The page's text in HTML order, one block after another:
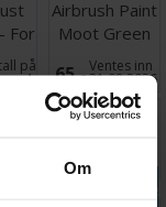
Om
For
på
4
Airbrush Paint
Moot Green
24ml
65,-Ventes inn
31.08.2026
Legg i